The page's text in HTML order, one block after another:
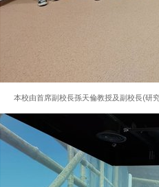
本校由首席副校長孫天倫教授及副校長(研